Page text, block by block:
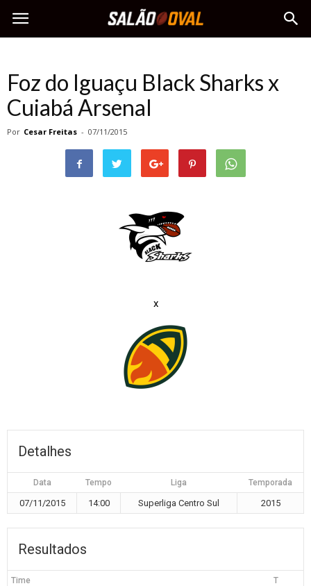
Foz do Iguaçu Black Sharks x
Cuiabá Arsenal
Por Cesar Freitas - 07/11/2015
x
Detalhes
Data Tempo Liga Temporada
07/11/2015 14:00 Superliga Centro Sul 2015
Resultados
Time T